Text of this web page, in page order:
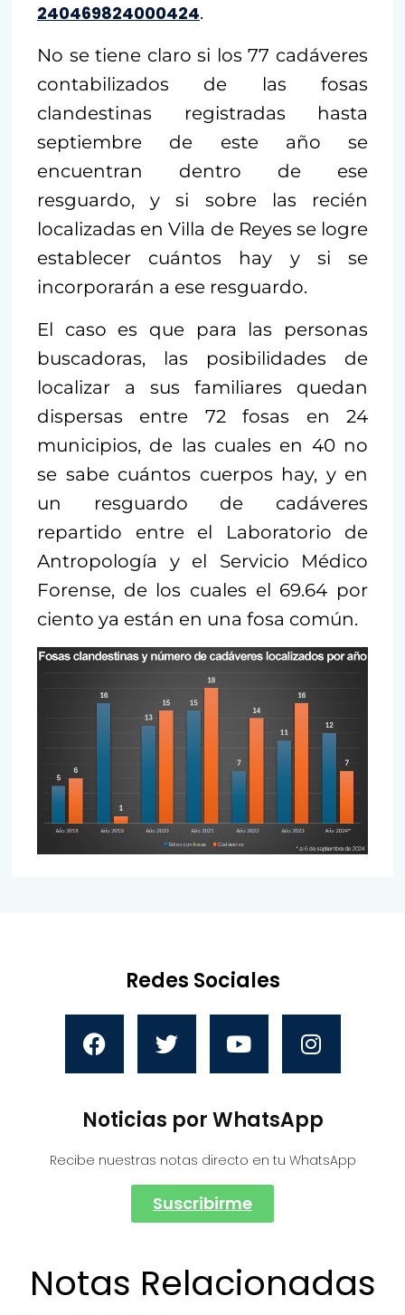
240469824000424.
No se tiene claro si los 77 cadáveres
contabilizados de las fosas
clandestinas registradas hasta
septiembre de este año se
encuentran dentro de ese
resguardo, y si sobre las recién
localizadas en Villa de Reyes se logre
establecer cuántos hay y si se
incorporarán a ese resguardo.
El caso es que para las personas
buscadoras, las posibilidades de
localizar a sus familiares quedan
dispersas entre 72 fosas en 24
municipios, de las cuales en 40 no
se sabe cuántos cuerpos hay, y en
un resguardo de cadáveres
repartido entre el Laboratorio de
Antropología y el Servicio Médico
Forense, de los cuales el 69.64 por
ciento ya están en una fosa común.
Redes Sociales
Noticias por WhatsApp
Recibe nuestras notas directo en tu WhatsApp
Suscribirme
Notas Relacionadas